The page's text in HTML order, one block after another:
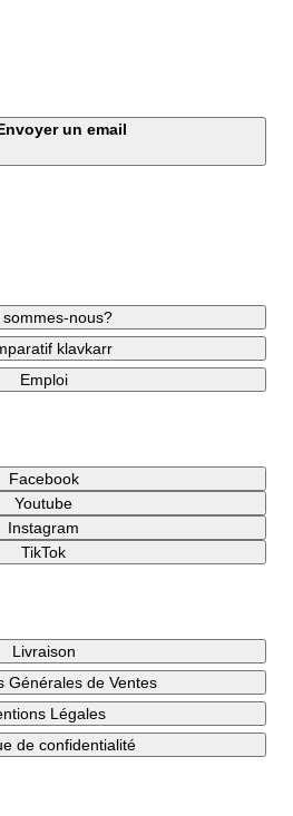
un email
sommes-nous?
klavkarr
Emploi
Facebook
Youtube
Instagram
TikTok
Livraison
Générales de Ventes
Légales
de confidentialité